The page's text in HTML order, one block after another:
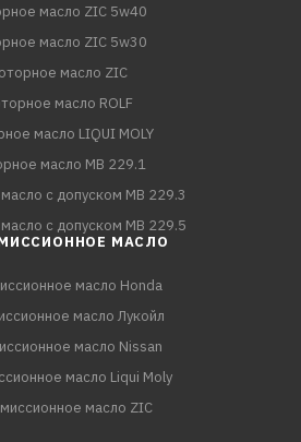
масло ZIC 5w40
масло ZIC 5w30
масло ZIC
масло ROLF
масло LIQUI MOLY
масло MB 229.1
с допуском MB 229.3
с допуском MB 229.5
МАСЛО
масло Honda
масло Лукойл
масло Nissan
масло Liqui Moly
масло ZIC